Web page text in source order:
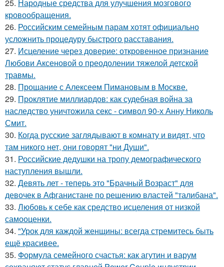
25. Народные средства для улучшения мозгового
кровообращения.
26. Российским семейным парам хотят официально
усложнить процедуру быстрого расставания.
27. Исцеление через доверие: откровенное признание
Любови Аксеновой о преодолении тяжелой детской
травмы.
28. Прощание с Алексеем Пимановым в Москве.
29. Проклятие миллиардов: как судебная война за
наследство уничтожила секс - символ 90-х Анну Николь
Смит.
30. Когда русские заглядывают в комнату и видят, что
там никого нет, они говорят "ни Души".
31. Российские дедушки на тропу демографического
наступления вышли.
32. Девять лет - теперь это "Брачный Возраст" для
девочек в Афганистане по решению властей "талибана".
33. Любовь к себе как средство исцеления от низкой
самооценки.
34. "Урок для каждой женщины: всегда стремитесь быть
ещё красивее.
35. Формула семейного счастья: как агутин и варум